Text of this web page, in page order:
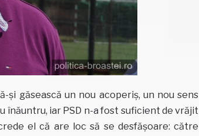
și găsească un nou acoperiș, un nou sens
înăuntru, iar PSD n-a fost suficient de vrăjit
el că are loc să se desfășoare: către